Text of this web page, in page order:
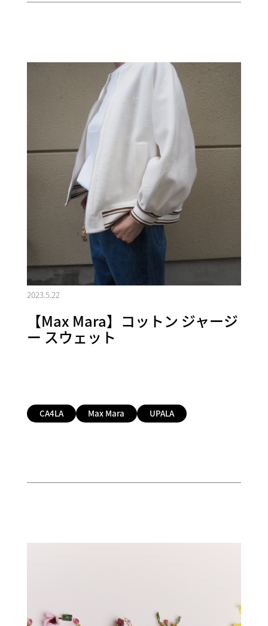
2023.5.22
【Max Mara】コットン ジャージ
ー スウェット
CA4LA Max Mara UPALA